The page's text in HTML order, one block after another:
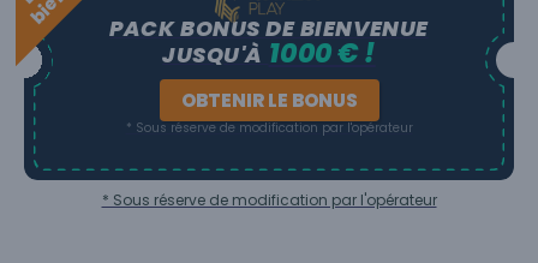
PACK BONUS DE BIENVENUE
JUSQU'À 1000 € !
OBTENIR LE BONUS
* Sous réserve de modification par l'opérateur
* Sous réserve de modification par l'opérateur